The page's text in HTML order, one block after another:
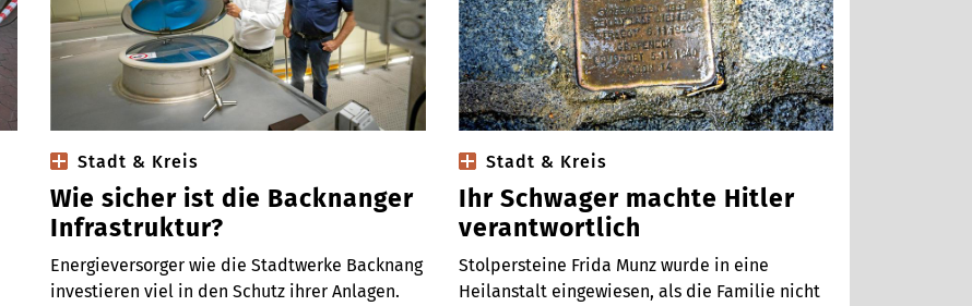
Stadt & Kreis
Wie sicher ist die Backnanger
Infrastruktur?
Energieversorger wie die Stadtwerke Backnang
investieren viel in den Schutz ihrer Anlagen.
Stadt & Kreis
Ihr Schwager machte Hitler
verantwortlich
Stolpersteine Frida Munz wurde in eine
Heilanstalt eingewiesen, als die Familie nicht